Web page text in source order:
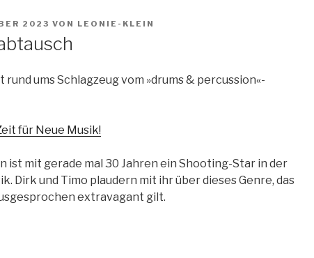
2023 VON LEONIE-KLEIN
rund ums Schlagzeug vom »drums & percussion«-
für Neue Musik!
ist mit gerade mal 30 Jahren ein Shooting-Star in der
Dirk und Timo plaudern mit ihr über dieses Genre, das
extravagant gilt.